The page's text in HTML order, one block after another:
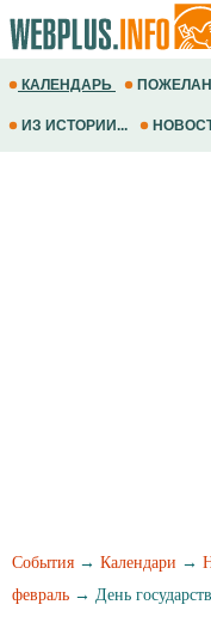
КАЛЕНДАРЬ
ИЗ ИСТОРИИ...
События → Календари →
февраль → День